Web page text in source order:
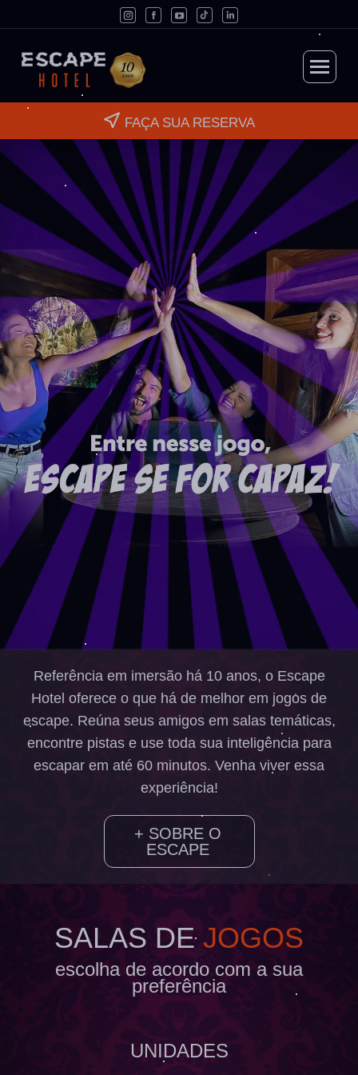
FAÇA SUA RESERVA
Referência em imersão há 10 anos, o Escape
Hotel oferece o que há de melhor em jogos de
escape. Reúna seus amigos em salas temáticas,
encontre pistas e use toda sua inteligência para
escapar em até 60 minutos. Venha viver essa
experiência!
+ SOBRE O
ESCAPE
SALAS DEJOGOS
escolha de acordo com a sua
preferência
UNIDADES